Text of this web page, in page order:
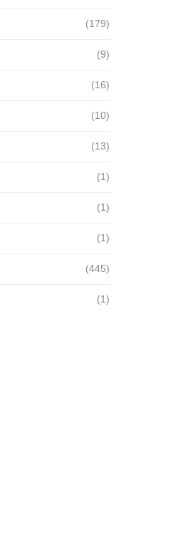
(179)
(9)
(16)
(10)
(13)
(1)
(1)
(1)
(445)
(1)